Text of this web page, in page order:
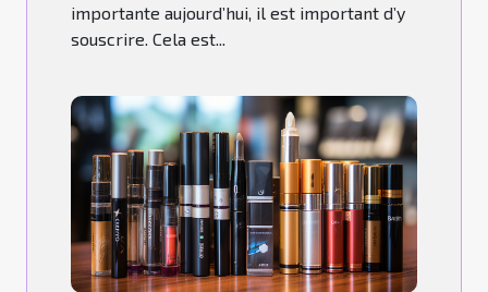
importante aujourd’hui, il est important d’y
souscrire. Cela est...